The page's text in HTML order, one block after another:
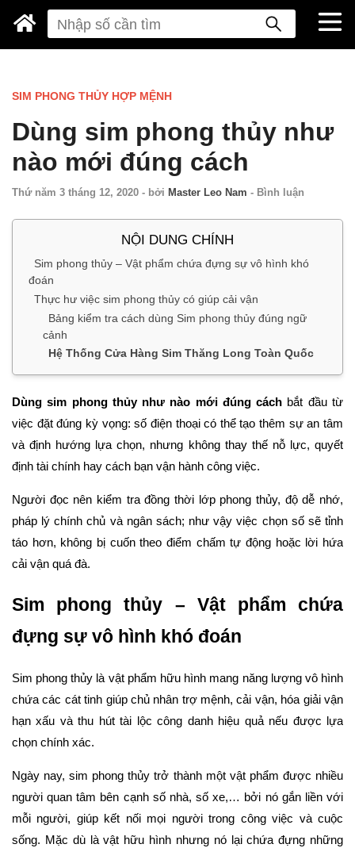
SIM PHONG THỦY HỢP MỆNH
Dùng sim phong thủy như
nào mới đúng cách
Thứ năm 3 tháng 12, 2020 - bởi Master Leo Nam - Bình luận
NỘI DUNG CHÍNH
Sim phong thủy – Vật phẩm chứa đựng sự vô hình khó
đoán
Thực hư việc sim phong thủy có giúp cải vận
Bảng kiểm tra cách dùng Sim phong thủy đúng ngữ
cảnh
Hệ Thống Cửa Hàng Sim Thăng Long Toàn Quốc
Dùng sim phong thủy như nào mới đúng cách bắt đầu từ
việc đặt đúng kỳ vọng: số điện thoại có thể tạo thêm sự an tâm
và định hướng lựa chọn, nhưng không thay thế nỗ lực, quyết
định tài chính hay cách bạn vận hành công việc.
Người đọc nên kiểm tra đồng thời lớp phong thủy, độ dễ nhớ,
pháp lý chính chủ và ngân sách; như vậy việc chọn số sẽ tỉnh
táo hơn, không bị cuốn theo điểm chấm tự động hoặc lời hứa
cải vận quá đà.
Sim phong thủy – Vật phẩm chứa
đựng sự vô hình khó đoán
Sim phong thủy là vật phẩm hữu hình mang năng lượng vô hình
chứa các cát tinh giúp chủ nhân trợ mệnh, cải vận, hóa giải vận
hạn xấu và thu hút tài lộc công danh hiệu quả nếu được lựa
chọn chính xác.
Ngày nay, sim phong thủy trở thành một vật phẩm được nhiều
người quan tâm bên cạnh số nhà, số xe,… bởi nó gắn liền với
mỗi người, giúp kết nối mọi người trong công việc và cuộc
sống. Mặc dù là vật hữu hình nhưng nó lại chứa đựng những